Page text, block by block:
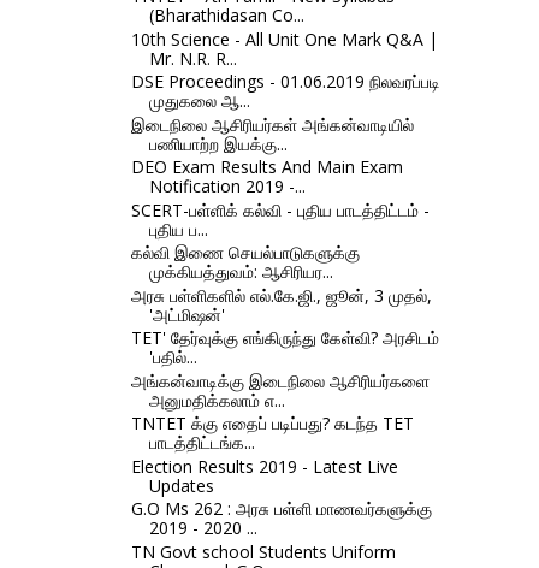
(Bharathidasan Co...
10th Science - All Unit One Mark Q&A |
Mr. N.R. R...
DSE Proceedings - 01.06.2019 நிலவரப்படி
முதுகலை ஆ...
இடைநிலை ஆசிரியர்கள் அங்கன்வாடியில்
பணியாற்ற இயக்கு...
DEO Exam Results And Main Exam
Notification 2019 -...
SCERT-பள்ளிக் கல்வி - புதிய பாடத்திட்டம் -
புதிய ப...
கல்வி இணை செயல்பாடுகளுக்கு
முக்கியத்துவம்: ஆசிரியர...
அரசு பள்ளிகளில் எல்.கே.ஜி., ஜூன், 3 முதல்,
'அட்மிஷன்'
TET' தேர்வுக்கு எங்கிருந்து கேள்வி? அரசிடம்
'பதில்...
அங்கன்வாடிக்கு இடைநிலை ஆசிரியர்களை
அனுமதிக்கலாம் எ...
TNTET க்கு எதைப் படிப்பது? கடந்த TET
பாடத்திட்டங்க...
Election Results 2019 - Latest Live
Updates
G.O Ms 262 : அரசு பள்ளி மாணவர்களுக்கு
2019 - 2020 ...
TN Govt school Students Uniform